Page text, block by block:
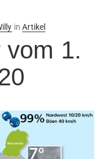
inArtikel
vom 1.